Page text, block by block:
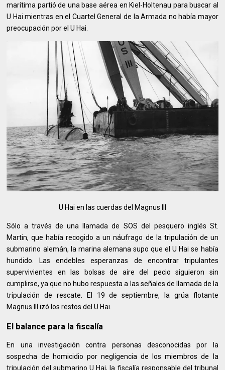
marítima partió de una base aérea en Kiel-Holtenau para buscar al
U Hai mientras en el Cuartel General de la Armada no había mayor
preocupación por el U Hai.
U Hai en las cuerdas del Magnus III
Sólo a través de una llamada de SOS del pesquero inglés St.
Martin, que había recogido a un náufrago de la tripulación de un
submarino alemán, la marina alemana supo que el U Hai se había
hundido. Las endebles esperanzas de encontrar tripulantes
supervivientes en las bolsas de aire del pecio siguieron sin
cumplirse, ya que no hubo respuesta a las señales de llamada de la
tripulación de rescate. El 19 de septiembre, la grúa flotante
Magnus III izó los restos del U Hai.
El balance para la fiscalía
En una investigación contra personas desconocidas por la
sospecha de homicidio por negligencia de los miembros de la
tripulación del submarino U Hai, la fiscalía responsable del tribunal